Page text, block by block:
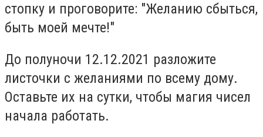
стопку и проговорите: "Желанию сбыться,
быть моей мечте!"
До полуночи 12.12.2021 разложите
листочки с желаниями по всему дому.
Оставьте их на сутки, чтобы магия чисел
начала работать.